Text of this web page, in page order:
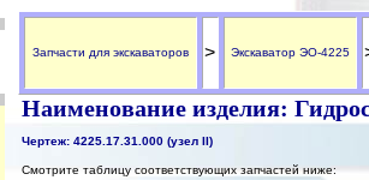
Запчасти для экскаваторов > Экскаватор ЭО-4225
Наименование изделия:
Чертеж: 4225.17.31.000 (узел II)
Смотрите таблицу соответствующих запчастей ниже: